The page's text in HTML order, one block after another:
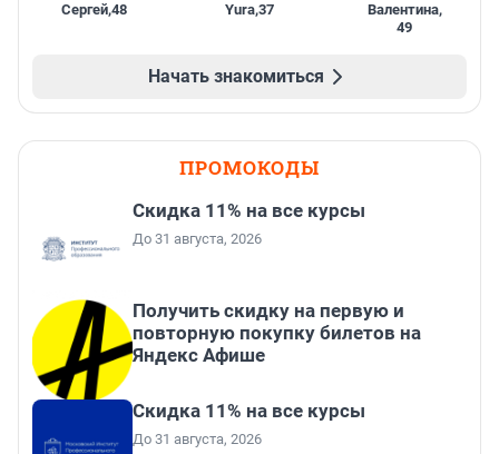
Сергей,48 Yura,37 Валентина,
49
Начать знакомиться
ПРОМОКОДЫ
Скидка 11% на все курсы
До 31 августа, 2026
Получить скидку на первую и
повторную покупку билетов на
Яндекс Афише
Скидка 11% на все курсы
До 31 августа, 2026